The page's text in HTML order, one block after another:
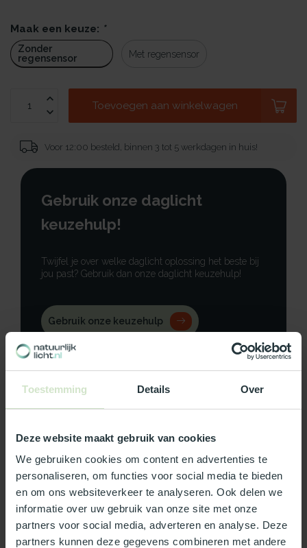
Toestemming Details Over
Deze website maakt gebruik van cookies
We gebruiken cookies om content en advertenties te
personaliseren, om functies voor social media te bieden
en om ons websiteverkeer te analyseren. Ook delen we
informatie over uw gebruik van onze site met onze
partners voor social media, adverteren en analyse. Deze
partners kunnen deze gegevens combineren met andere
Maak een keuze: *
Zonder
regensensor
Met regensensor
Toevoegen aan winkelwagen
Voor 12:00 besteld, binnen 3 tot 5 werkdagen in huis!
Gebruik onze daglicht
keuzehulp!
Twijfel je over welke daglicht oplossing het beste bij
jou past? Gebruik dan onze daglicht keuzehulp!
Gebruik onze keuzehulp
Neem contact op
Productomschrijving
Specificaties
Reviews